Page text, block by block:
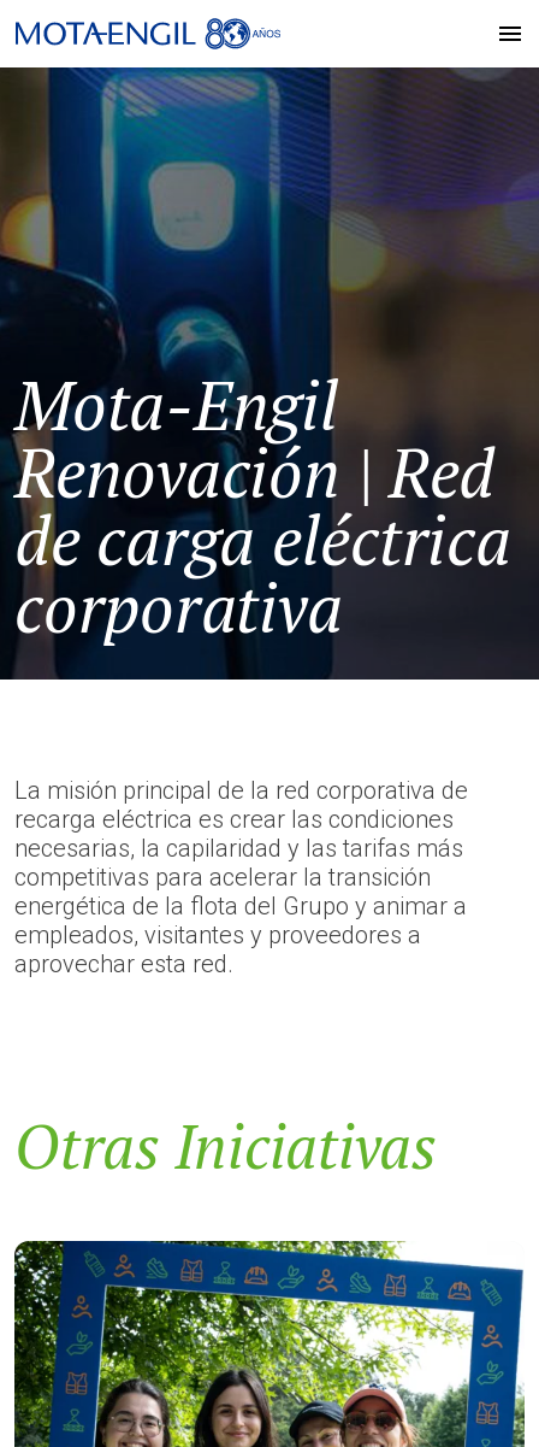
Mota-Engil
Renovación | Red
de carga eléctrica
corporativa
La misión principal de la red corporativa de
recarga eléctrica es crear las condiciones
necesarias, la capilaridad y las tarifas más
competitivas para acelerar la transición
energética de la flota del Grupo y animar a
empleados, visitantes y proveedores a
aprovechar esta red.
Otras Iniciativas